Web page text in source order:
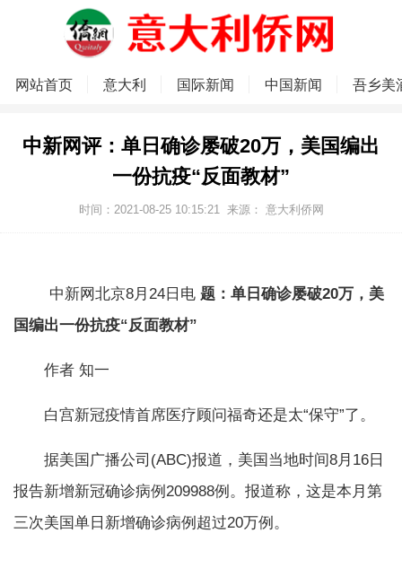
网站首页 意大利 国际新闻 中国新闻 吾乡美
中新网评：单日确诊屡破20万，美国编出
一份抗疫“反面教材”
时间：2021-08-25 10:15:21 来源： 意大利侨网
中新网北京8月24日电 题：单日确诊屡破20万，美
国编出一份抗疫“反面教材”
作者 知一
白宫新冠疫情首席医疗顾问福奇还是太“保守”了。
据美国广播公司(ABC)报道，美国当地时间8月16日
报告新增新冠确诊病例209988例。报道称，这是本月第
三次美国单日新增确诊病例超过20万例。